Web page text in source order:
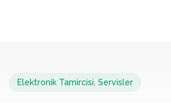
Elektronik Tamircisi Servisler